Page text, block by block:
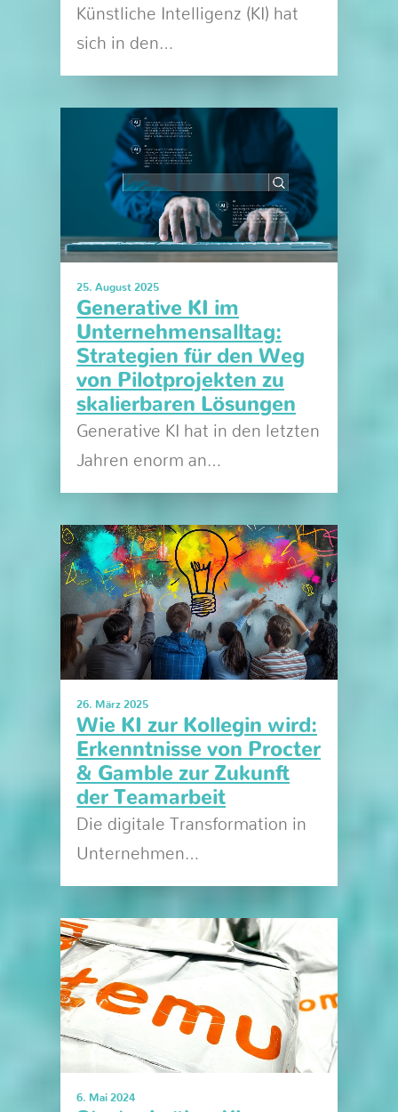
Künstliche Intelligenz (KI) hat
sich in den…
25. August 2025
Generative KI im
Unternehmensalltag:
Strategien für den Weg
von Pilotprojekten zu
skalierbaren Lösungen
Generative KI hat in den letzten
Jahren enorm an…
26. März 2025
Wie KI zur Kollegin wird:
Erkenntnisse von Procter
& Gamble zur Zukunft
der Teamarbeit
Die digitale Transformation in
Unternehmen…
6. Mai 2024